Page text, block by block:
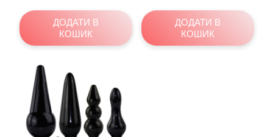
ДОДАТИ В
КОШИК
ДОДАТИ В
КОШИК